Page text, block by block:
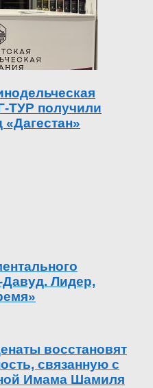
ТУР получили
Лидер,
восстановят
связанную с
Имама Шамиля